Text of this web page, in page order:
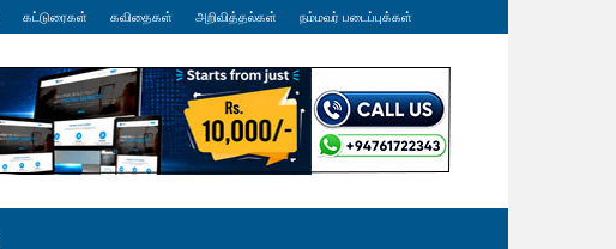
கட்டுரைகள் கவிதைகள் அறிவித்தல்கள் நம்மவர் படைப்புக்கள்